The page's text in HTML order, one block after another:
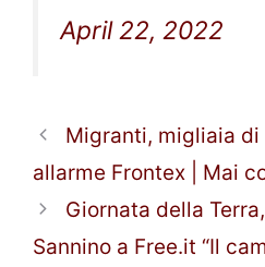
April 22, 2022
Migranti, migliaia
allarme Frontex | Mai
Giornata della
Sannino a Free.it “Il